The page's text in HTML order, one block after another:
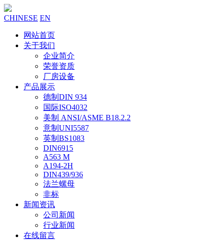
CHINESE EN
网站首页
关于我们
企业简介
荣誉资质
厂房设备
产品展示
德制DIN 934
国际ISO4032
美制 ANSI/ASME B18.2.2
意制UNI5587
英制BS1083
DIN6915
A563 M
A194-2H
DIN439/936
法兰螺母
非标
新闻资讯
公司新闻
行业新闻
在线留言